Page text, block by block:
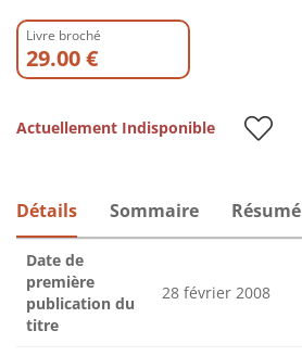
Livre broché
29.00 €
Actuellement Indisponible
Détails Sommaire Résumé
Date de
première
publication du
titre
28 février 2008